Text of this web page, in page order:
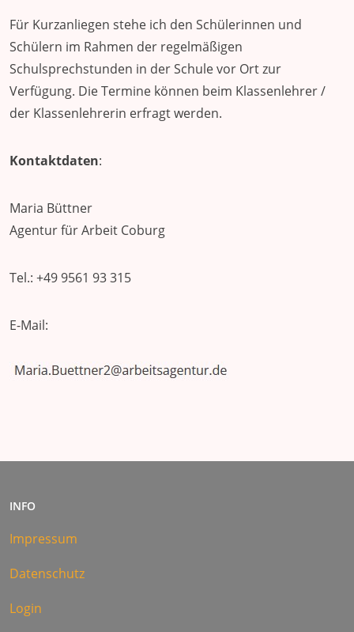
Für Kurzanliegen stehe ich den Schülerinnen und
Schülern im Rahmen der regelmäßigen
Schulsprechstunden in der Schule vor Ort zur
Verfügung. Die Termine können beim Klassenlehrer /
der Klassenlehrerin erfragt werden.
Kontaktdaten:
Maria Büttner
Agentur für Arbeit Coburg
Tel.: +49 9561 93 315
E-Mail:
INFO
Impressum
Datenschutz
Login